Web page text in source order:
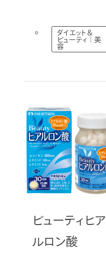
ダイエット＆
ビューティ｜美
容
ビューティヒア
ルロン酸